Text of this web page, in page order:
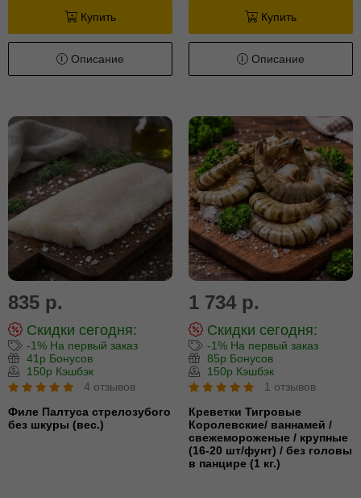
Купить
Описание
Купить
Описание
835 р.
Скидки сегодня:
-1% На первый заказ
41р Бонусов
150р Кэшбэк
4 отзывов
Филе Палтуса стрелозубого
без шкуры (вес.)
1 734 р.
Скидки сегодня:
-1% На первый заказ
85р Бонусов
150р Кэшбэк
1 отзывов
Креветки Тигровые
Королевские/ ваннамей /
свежемороженые / крупные
(16-20 шт/фунт) / без головы
в панцире (1 кг.)